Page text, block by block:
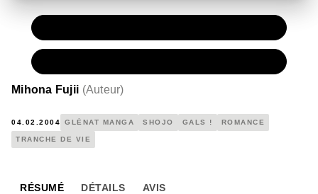
Mihona Fujii (Auteur)
04.02.2004 GLÉNAT MANGA SHOJO GALS ! ROMANCE
TRANCHE DE VIE
RÉSUMÉ DÉTAILS AVIS